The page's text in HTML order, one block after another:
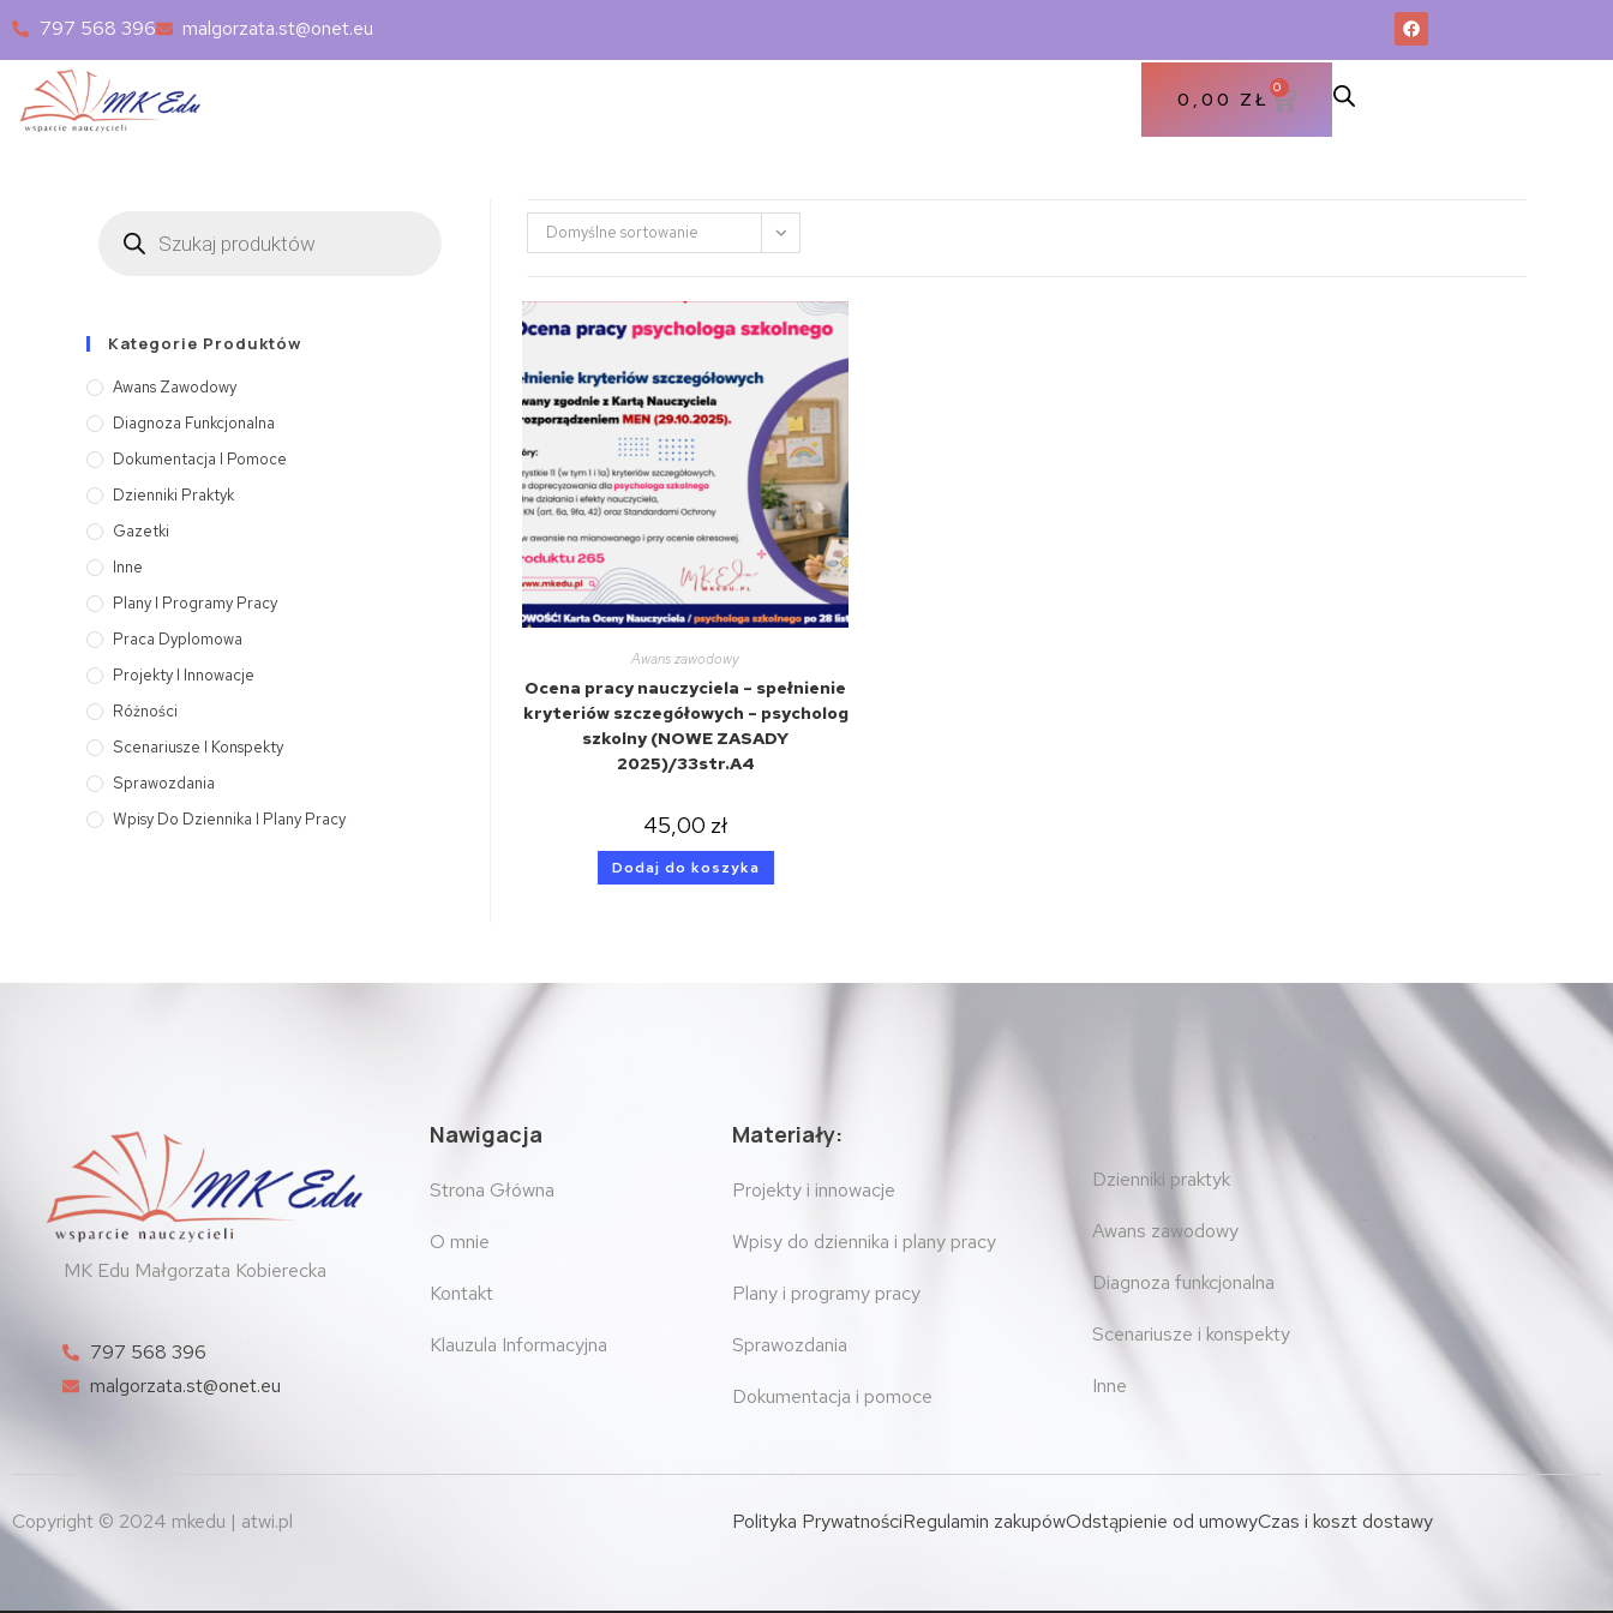
797 568 396 malgorzata.st@onet.eu
0,00 ZŁ
0
Domyślne sortowanie
Awans zawodowy
Ocena pracy nauczyciela – spełnienie
kryteriów szczegółowych – psycholog
szkolny (NOWE ZASADY
2025)/33str.A4
45,00 zł
Dodaj do koszyka
Kategorie Produktów
Awans Zawodowy
Diagnoza Funkcjonalna
Dokumentacja I Pomoce
Dzienniki Praktyk
Gazetki
Inne
Plany I Programy Pracy
Praca Dyplomowa
Projekty I Innowacje
Różności
Scenariusze I Konspekty
Sprawozdania
Wpisy Do Dziennika I Plany Pracy
MK Edu Małgorzata Kobierecka
797 568 396
malgorzata.st@onet.eu
Nawigacja
Strona Główna
O mnie
Kontakt
Klauzula Informacyjna
Materiały:
Projekty i innowacje
Wpisy do dziennika i plany pracy
Plany i programy pracy
Sprawozdania
Dokumentacja i pomoce
Dzienniki praktyk
Awans zawodowy
Diagnoza funkcjonalna
Scenariusze i konspekty
Inne
Copyright © 2024 mkedu | atwi.pl Polityka PrywatnościRegulamin zakupówOdstąpienie od umowyCzas i koszt dostawy